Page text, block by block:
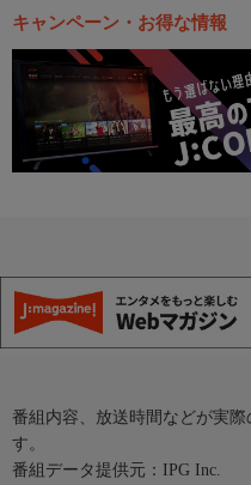
キャンペーン・お得な情報
番組内容、放送時間などが実
す。
番組データ提供元：IPG Inc.